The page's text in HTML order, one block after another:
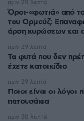
Όροι-«φωτιά» από
του Ορμούζ:
άρση κυρώσεων και
πριν 28 λεπτά
Τα φυτά που δεν
έχετε κατοικίδιο
πριν 29 λεπτά
Ποιοι είναι οι
πατουσάκια
πριν 29 λεπτά
πριν 30 λεπτά